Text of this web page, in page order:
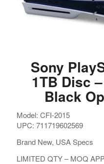
Sony
1TB Disc
Black
Model: CFI-2015
UPC: 711719602569
Brand New, USA Specs
LIMITED QTY – MOQ